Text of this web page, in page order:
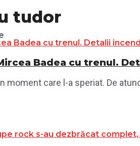
tudor
Badea cu trenul.
moment care l-a speriat. De